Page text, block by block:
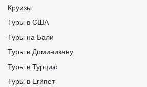
Круизы
Туры в США
Туры на Бали
Туры в Доминикану
Туры в Турцию
Туры в Египет